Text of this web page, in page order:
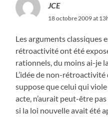
JCE
18 octobre 2009 at
Les arguments classiques
rétroactivité ont été
rationnels, du moins ai-je
L’idée de non-
suppose que celui qui
acte, n’aurait peut-être
si la loi nouvelle avait été